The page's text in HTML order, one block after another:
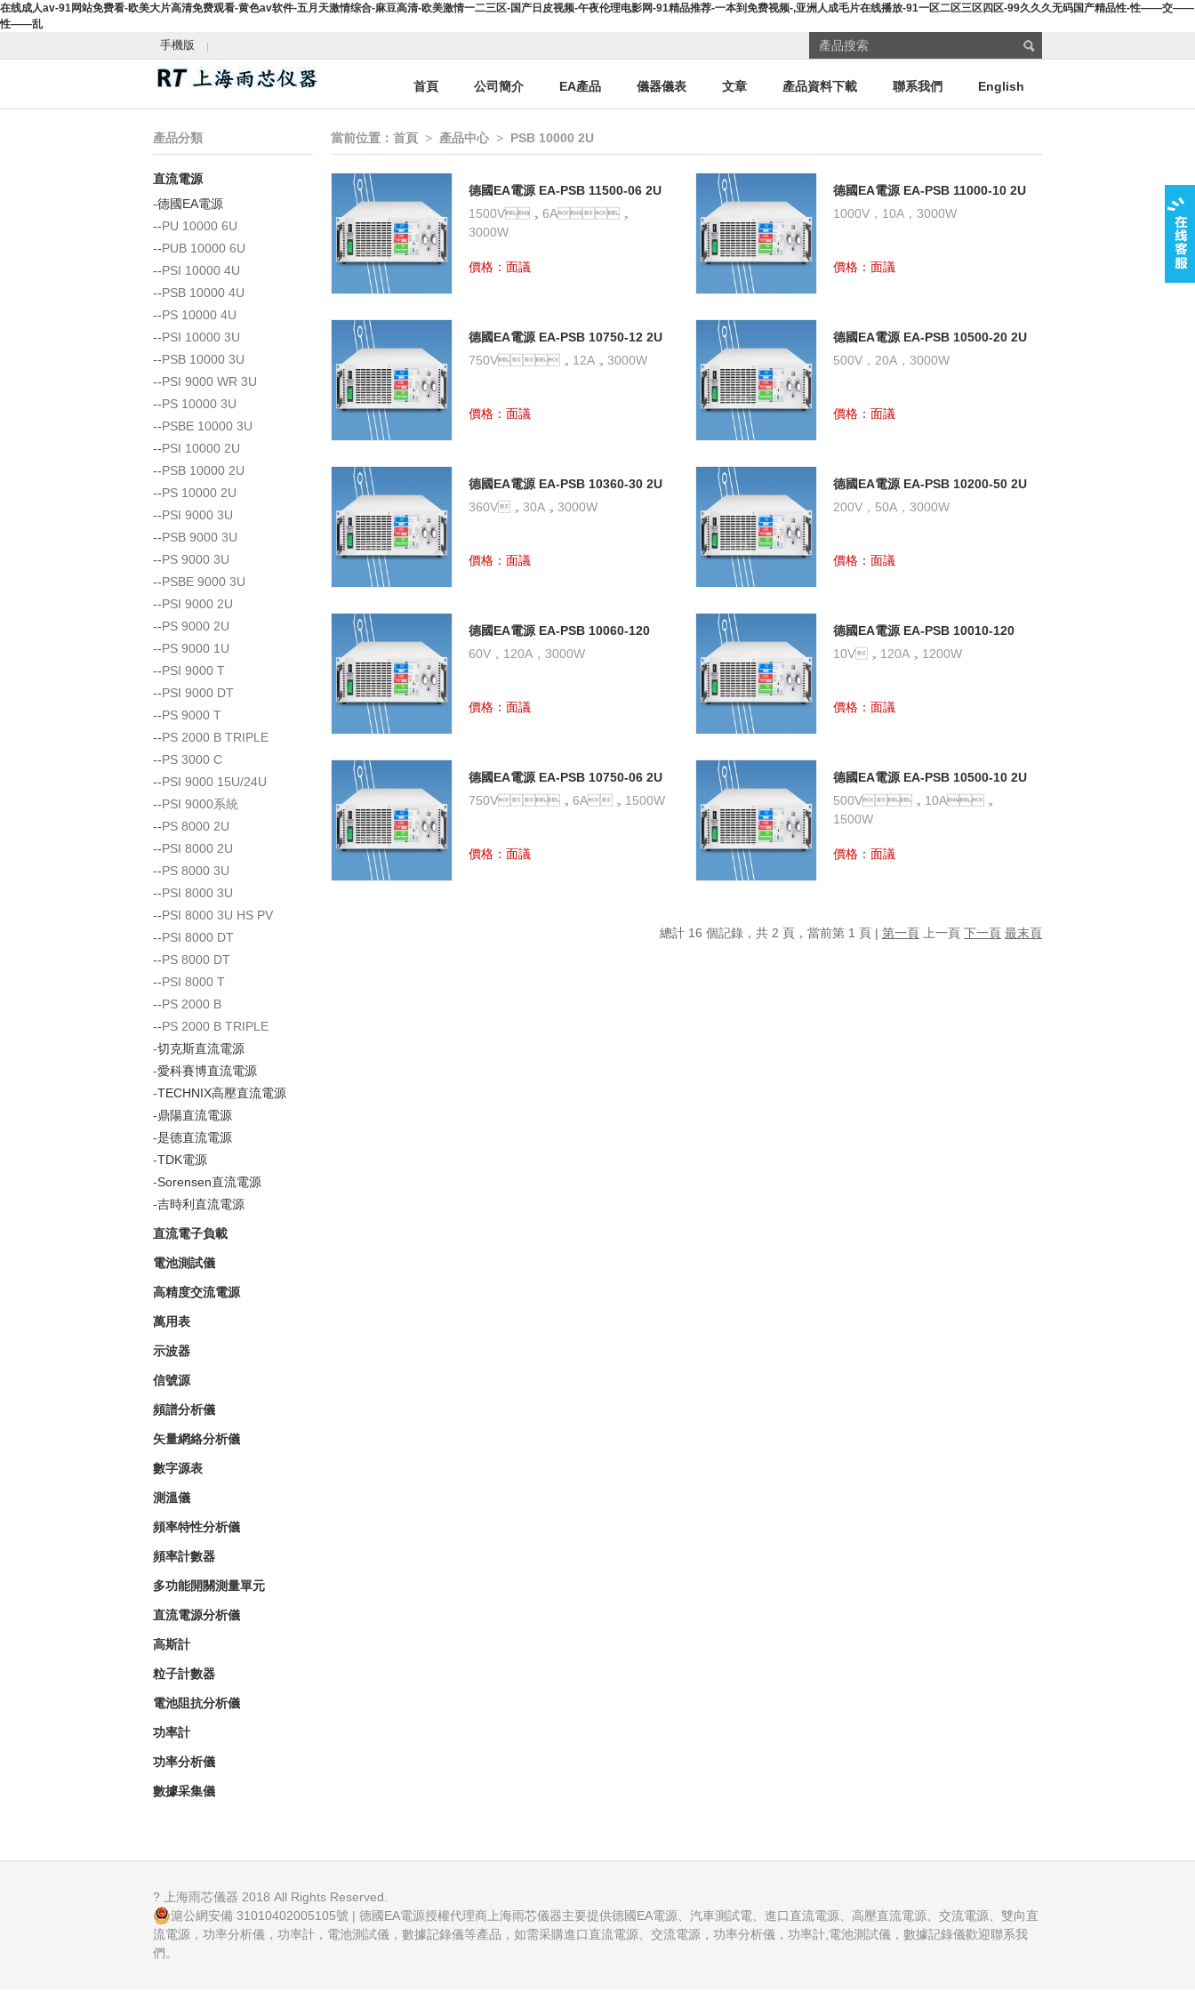
在线成人av-91网站免费看-欧美大片高清免费观看-黄色av软件-五月天激情综合-麻豆高清-欧美激情一二三区-国产日皮视频-午夜伦理电影网-91精品推荐-一本到免费视频-,亚洲人成毛片在线播放-91一区二区三区四区-99久久久无码国产精品性-性――交――
性――乱
手機版
首頁 公司簡介 EA產品 儀器儀表 文章 產品資料下載 聯系我們 English
產品分類
直流電源
-德國EA電源
--PU 10000 6U
--PUB 10000 6U
--PSI 10000 4U
--PSB 10000 4U
--PS 10000 4U
--PSI 10000 3U
--PSB 10000 3U
--PSI 9000 WR 3U
--PS 10000 3U
--PSBE 10000 3U
--PSI 10000 2U
--PSB 10000 2U
--PS 10000 2U
--PSI 9000 3U
--PSB 9000 3U
--PS 9000 3U
--PSBE 9000 3U
--PSI 9000 2U
--PS 9000 2U
--PS 9000 1U
--PSI 9000 T
--PSI 9000 DT
--PS 9000 T
--PS 2000 B TRIPLE
--PS 3000 C
--PSI 9000 15U/24U
--PSI 9000系統
--PS 8000 2U
--PSI 8000 2U
--PS 8000 3U
--PSI 8000 3U
--PSI 8000 3U HS PV
--PSI 8000 DT
--PS 8000 DT
--PSI 8000 T
--PS 2000 B
--PS 2000 B TRIPLE
-切克斯直流電源
-愛科賽博直流電源
-TECHNIX高壓直流電源
-鼎陽直流電源
-是德直流電源
-TDK電源
-Sorensen直流電源
-吉時利直流電源
直流電子負載
電池測試儀
高精度交流電源
萬用表
示波器
信號源
頻譜分析儀
矢量網絡分析儀
數字源表
測溫儀
頻率特性分析儀
頻率計數器
多功能開關測量單元
直流電源分析儀
高斯計
粒子計數器
電池阻抗分析儀
功率計
功率分析儀
數據采集儀
當前位置： 首頁 > 產品中心 > PSB 10000 2U
德國EA電源 EA-PSB 11500-06 2U
雙向直流電源
1500V，6A，
3000W
價格：面議
德國EA電源 EA-PSB 11000-10 2U
雙向直流電源
1000V，10A，3000W
價格：面議
德國EA電源 EA-PSB 10750-12 2U
雙向直流電源
750V，12A，3000W
價格：面議
德國EA電源 EA-PSB 10500-20 2U
雙向直流電源
500V，20A，3000W
價格：面議
德國EA電源 EA-PSB 10360-30 2U
雙向直流電源
360V，30A，3000W
價格：面議
德國EA電源 EA-PSB 10200-50 2U
雙向直流電源
200V，50A，3000W
價格：面議
德國EA電源 EA-PSB 10060-120
2U 雙向直流電源
60V，120A，3000W
價格：面議
德國EA電源 EA-PSB 10010-120
2U 雙向直流電源
10V，120A，1200W
價格：面議
德國EA電源 EA-PSB 10750-06 2U
雙向直流電源
750V，6A，1500W
價格：面議
德國EA電源 EA-PSB 10500-10 2U
雙向直流電源
500V，10A，
1500W
價格：面議
總計 16 個記錄，共 2 頁，當前第 1 頁 | 第一頁 上一頁 下一頁 最末頁
? 上海雨芯儀器 2018 All Rights Reserved.
滬公網安備 31010402005105號 | 德國EA電源授權代理商上海雨芯儀器主要提供德國EA電源、汽車測試電、進口直流電源、高壓直流電源、交流電源、雙向直
流電源，功率分析儀，功率計，電池測試儀，數據記錄儀等產品，如需采購進口直流電源、交流電源，功率分析儀，功率計,電池測試儀，數據記錄儀歡迎聯系我
們。